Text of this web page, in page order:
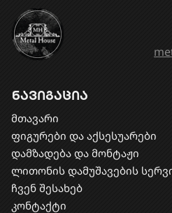
ნავიგაცია
მთავარი
ფიგურები და აქსესუარები
დამზადება და მონტაჟი
​ლითონის დამუშავების
ჩვენ შესახებ
კონტაქტი